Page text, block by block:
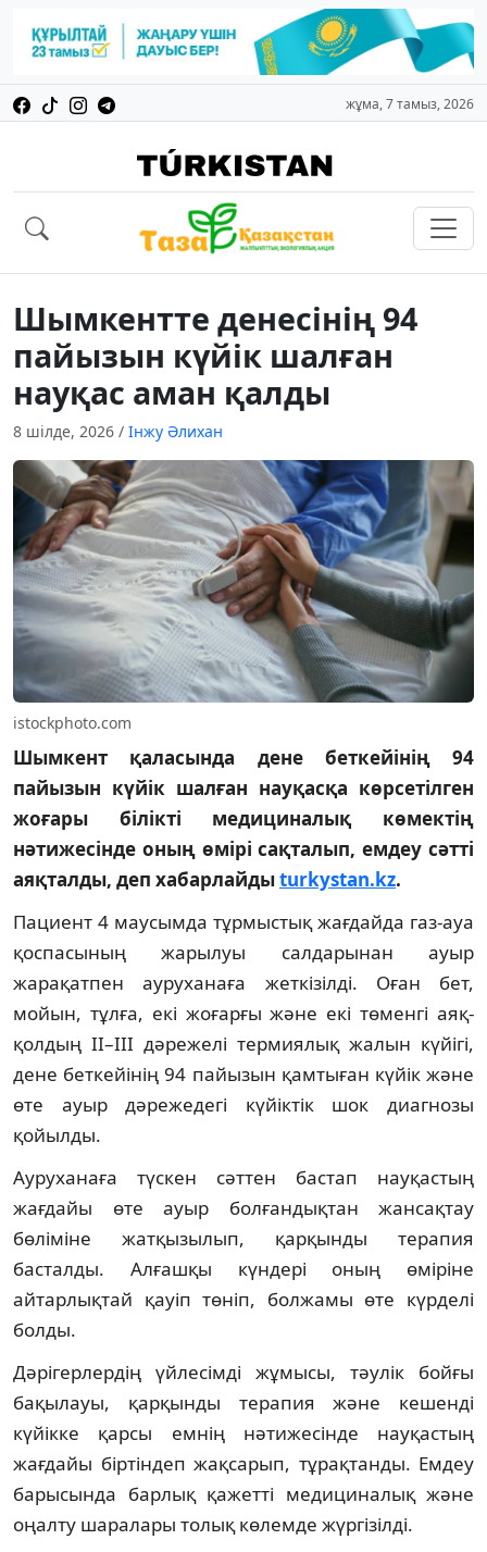
жұма, 7 тамыз, 2026
Шымкентте денесінің 94
пайызын күйік шалған
науқас аман қалды
8 шілде, 2026 / Інжу Әлихан
istockphoto.com
Шымкент қаласында дене беткейінің 94
пайызын күйік шалған науқасқа көрсетілген
жоғары білікті медициналық көмектің
нәтижесінде оның өмірі сақталып, емдеу сәтті
аяқталды, деп хабарлайдыturkystan.kz.
Пациент 4 маусымда тұрмыстық жағдайда газ-ауа
қоспасының жарылуы салдарынан ауыр
жарақатпен ауруханаға жеткізілді. Оған бет,
мойын, тұлға, екі жоғарғы және екі төменгі аяқ-
қолдың ІІ–ІІІ дәрежелі термиялық жалын күйігі,
дене беткейінің 94 пайызын қамтыған күйік және
өте ауыр дәрежедегі күйіктік шок диагнозы
қойылды.
Ауруханаға түскен сәттен бастап науқастың
жағдайы өте ауыр болғандықтан жансақтау
бөліміне жатқызылып, қарқынды терапия
басталды. Алғашқы күндері оның өміріне
айтарлықтай қауіп төніп, болжамы өте күрделі
болды.
Дәрігерлердің үйлесімді жұмысы, тәулік бойғы
бақылауы, қарқынды терапия және кешенді
күйікке қарсы емнің нәтижесінде науқастың
жағдайы біртіндеп жақсарып, тұрақтанды. Емдеу
барысында барлық қажетті медициналық және
оңалту шаралары толық көлемде жүргізілді.